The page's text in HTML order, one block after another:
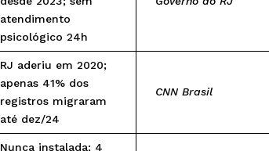
atendimento
psicológico 24h
RJ aderiu em 2020;
apenas 41% dos
registros migraram
até dez/24
CNN Brasil
Nunca instalada; 4